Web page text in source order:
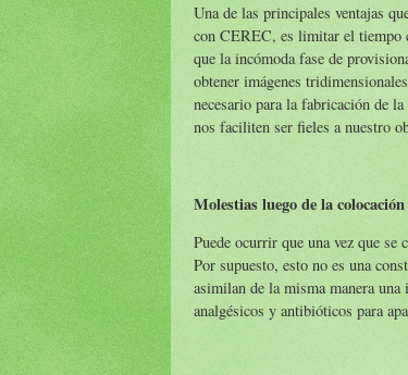
Una de las principales ventajas
con CEREC, es limitar el tiempo
que la incómoda fase de
obtener imágenes
necesario para la fabricación de
nos faciliten ser fieles a nuestro
Molestias luego de la
Puede ocurrir que una vez que
Por supuesto, esto no es una
asimilan de la misma manera
analgésicos y antibióticos para